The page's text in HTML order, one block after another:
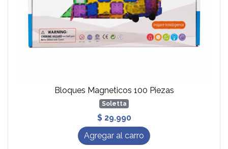
Bloques Magneticos 100 Piezas
Soletta
$ 29.990
Agregar al carro